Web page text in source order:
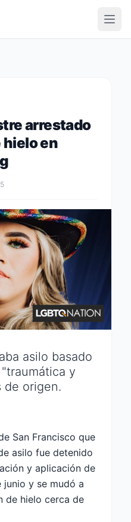
arrestado
hielo en
asilo basado
y
de origen.
San Francisco que
asilo fue detenido
y aplicación de
junio y se mudó a
de hielo cerca de